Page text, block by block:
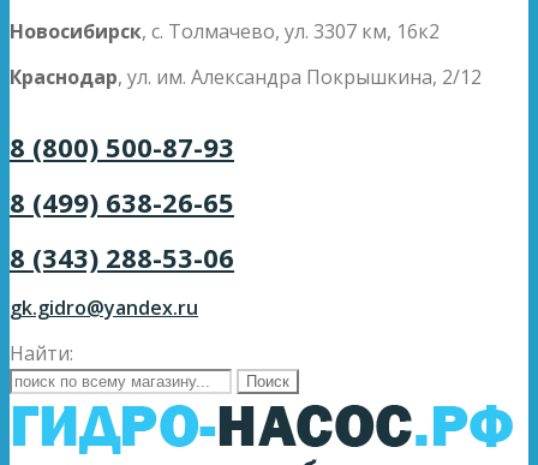
Новосибирск, с. Толмачево, ул. 3307 км, 16к2
Краснодар, ул. им. Александра Покрышкина, 2/12
8 (800) 500-87-93
8 (499) 638-26-65
8 (343) 288-53-06
gk.gidro@yandex.ru
Найти: